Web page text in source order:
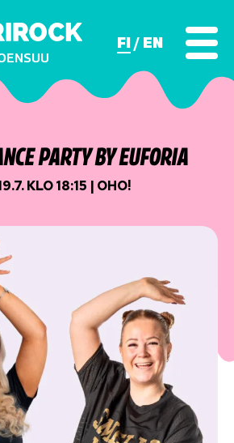
FI EN
PARTY BY EUFORIA
KLO 18:15 | OHO!